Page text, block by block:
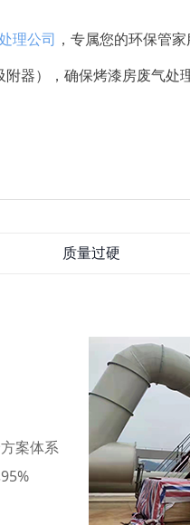
理公司 ，专属您的环保管
器），确保烤漆房废气处
质量过硬
案体系